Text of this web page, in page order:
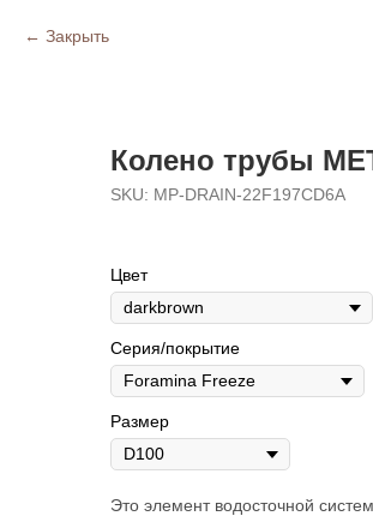
Закрыть
Колено трубы
SKU: MP-DRAIN-22F197CD6A
Цвет
Серия/покрытие
Размер
Это элемент водосточной